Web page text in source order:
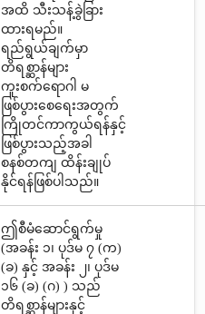
အထိ သီးသန့်ခွဲခြား
ထားရမည်။
ရည်ရွယ်ချက်မှာ
တိရစ္ဆာန်များ
ကူးစက်ရောဂါ မ
ဖြစ်ပွားစေရေးအတွက်
ကြိုတင်ကာကွယ်ရန်နှင့်
ဖြစ်ပွားသည့်အခါ
စနစ်တကျ ထိန်းချုပ်
နိုင်ရန်ဖြစ်ပါသည်။
ဤစီမံဆောင်ရွက်မှု
(အခန်း ၁၊ ပုဒ်မ ၇ (က)
(ခ) နှင့် အခန်း ၂၊ ပုဒ်မ
၁၆ (ခ) (ဂ) ) သည်
တိရစ္ဆာန်များနှင့်